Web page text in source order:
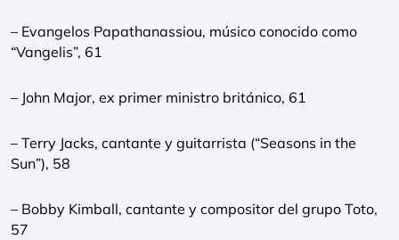
– Evangelos Papathanassiou, músico conocido como
“Vangelis”, 61
– John Major, ex primer ministro británico, 61
– Terry Jacks, cantante y guitarrista (“Seasons in the
Sun”), 58
– Bobby Kimball, cantante y compositor del grupo Toto,
57